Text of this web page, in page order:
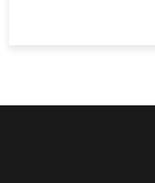
خدمة الصيانة التى تكون من أهم